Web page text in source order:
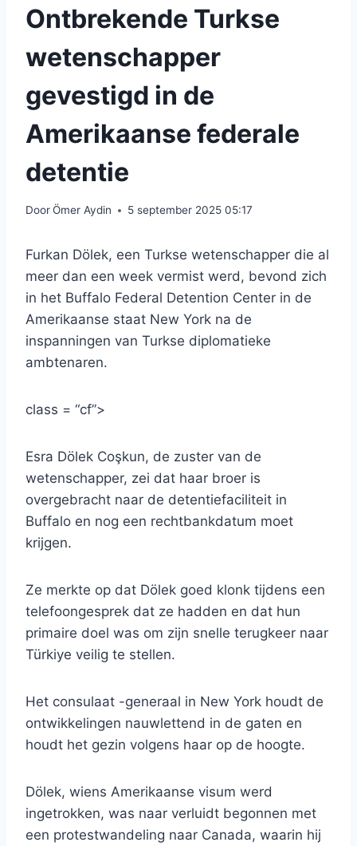
Ontbrekende Turkse
wetenschapper
gevestigd in de
Amerikaanse federale
detentie
DoorÖmer Aydin 5 september 2025 05:17
Furkan Dölek, een Turkse wetenschapper die al
meer dan een week vermist werd, bevond zich
in het Buffalo Federal Detention Center in de
Amerikaanse staat New York na de
inspanningen van Turkse diplomatieke
ambtenaren.
class = “cf”>
Esra Dölek Coşkun, de zuster van de
wetenschapper, zei dat haar broer is
overgebracht naar de detentiefaciliteit in
Buffalo en nog een rechtbankdatum moet
krijgen.
Ze merkte op dat Dölek goed klonk tijdens een
telefoongesprek dat ze hadden en dat hun
primaire doel was om zijn snelle terugkeer naar
Türkiye veilig te stellen.
Het consulaat -generaal in New York houdt de
ontwikkelingen nauwlettend in de gaten en
houdt het gezin volgens haar op de hoogte.
Dölek, wiens Amerikaanse visum werd
ingetrokken, was naar verluidt begonnen met
een protestwandeling naar Canada, waarin hij